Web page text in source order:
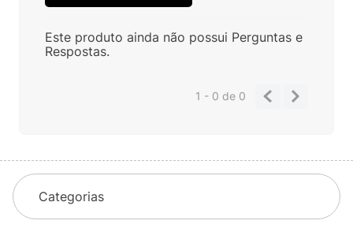
Este produto ainda não possui Perguntas e
Respostas.
1 - 0de 0
Categorias